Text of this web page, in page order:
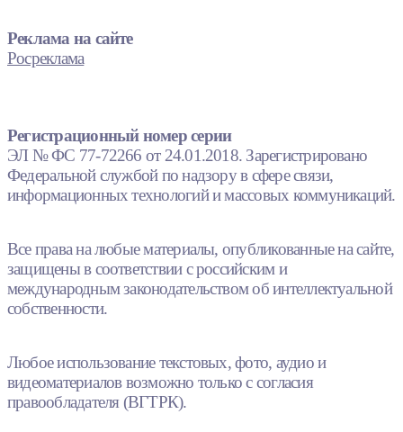
Реклама на сайте
Росреклама
Регистрационный номер серии
ЭЛ № ФС 77-72266 от 24.01.2018. Зарегистрировано
Федеральной службой по надзору в сфере связи,
информационных технологий и массовых коммуникаций.
Все права на любые материалы, опубликованные на сайте,
защищены в соответствии с российским и
международным законодательством об интеллектуальной
собственности.
Любое использование текстовых, фото, аудио и
видеоматериалов возможно только с согласия
правообладателя (ВГТРК).